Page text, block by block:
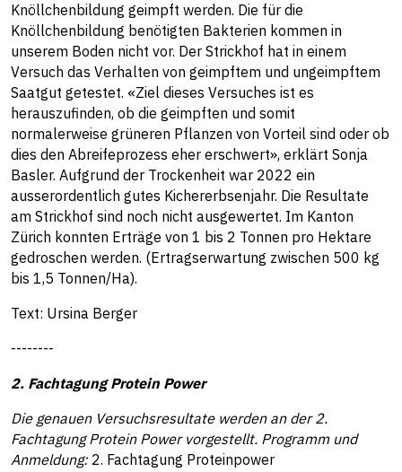
Knöllchenbildung geimpft werden. Die für die
Knöllchenbildung benötigten Bakterien kommen in
unserem Boden nicht vor. Der Strickhof hat in einem
Versuch das Verhalten von geimpftem und ungeimpftem
Saatgut getestet. «Ziel dieses Versuches ist es
herauszufinden, ob die geimpften und somit
normalerweise grüneren Pflanzen von Vorteil sind oder ob
dies den Abreifeprozess eher erschwert», erklärt Sonja
Basler. Aufgrund der Trockenheit war 2022 ein
ausserordentlich gutes Kichererbsenjahr. Die Resultate
am Strickhof sind noch nicht ausgewertet. Im Kanton
Zürich konnten Erträge von 1 bis 2 Tonnen pro Hektare
gedroschen werden. (Ertragserwartung zwischen 500 kg
bis 1,5 Tonnen/Ha).
Text: Ursina Berger
--------
2. Fachtagung Protein Power
Die genauen Versuchsresultate werden an der 2.
Fachtagung Protein Power vorgestellt. Programm und
Anmeldung: 2. Fachtagung Proteinpower